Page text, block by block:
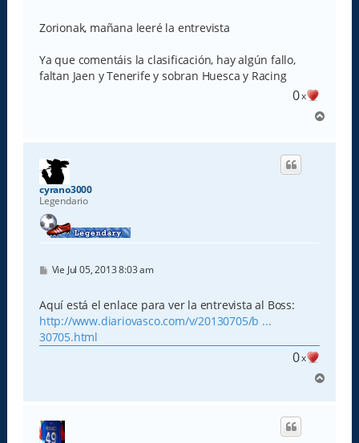
s
a
e
Zorionak, mañana leeré la entrevista
Ya que comentáis la clasificación, hay algún fallo,
faltan Jaen y Tenerife y sobran Huesca y Racing
0x
r
cyrano3000
Legendario
M
s
a
j
e
Vie Jul 05, 2013 8:03 am
Aquí está el enlace para ver la entrevista al Boss:
http://www.diariovasco.com/v/20130705/b ...
30705.html
0x
r